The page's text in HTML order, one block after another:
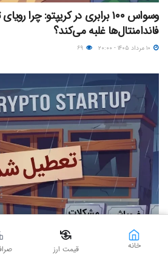
وسواس ۱۰۰ برابری در کریپتو: چرا
فاندامنتال‌ها غلبه می‌کند؟
خانه قیمت ارز